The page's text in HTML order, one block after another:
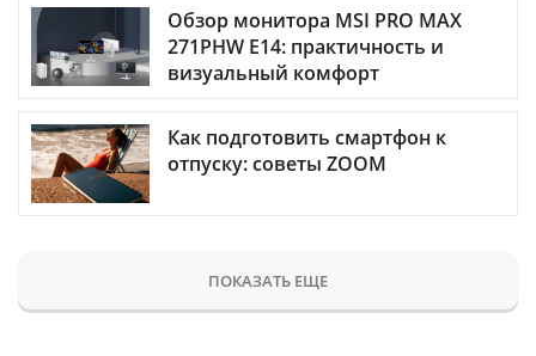
Обзор монитора MSI PRO MAX
271PHW E14: практичность и
визуальный комфорт
Как подготовить смартфон к
отпуску: советы ZOOM
ПОКАЗАТЬ ЕЩЕ